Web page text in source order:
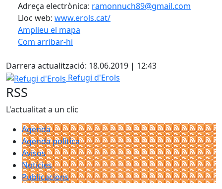
Adreça electrònica: ramonnuch89@gmail.com
Lloc web: www.erols.cat/
Amplieu el mapa
Com arribar-hi
+
−
Darrera actualització: 18.06.2019 | 12:43
Refugi d'Erols
Refugi d'Erols
RSS
L'actualitat a un clic
Agenda
Agenda política
Avisos
Notícies
Publicacions